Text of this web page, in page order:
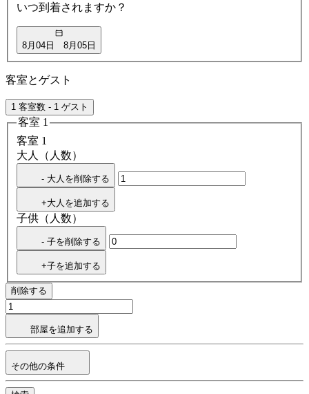
いつ到着されますか？
8月04日 8月05日
客室とゲスト
1 客室数 - 1 ゲスト
客室 1
客室 1
大人（人数）
- 大人を削除する
+大人を追加する
子供（人数）
- 子を削除する
+子を追加する
削除する
部屋を追加する
その他の条件